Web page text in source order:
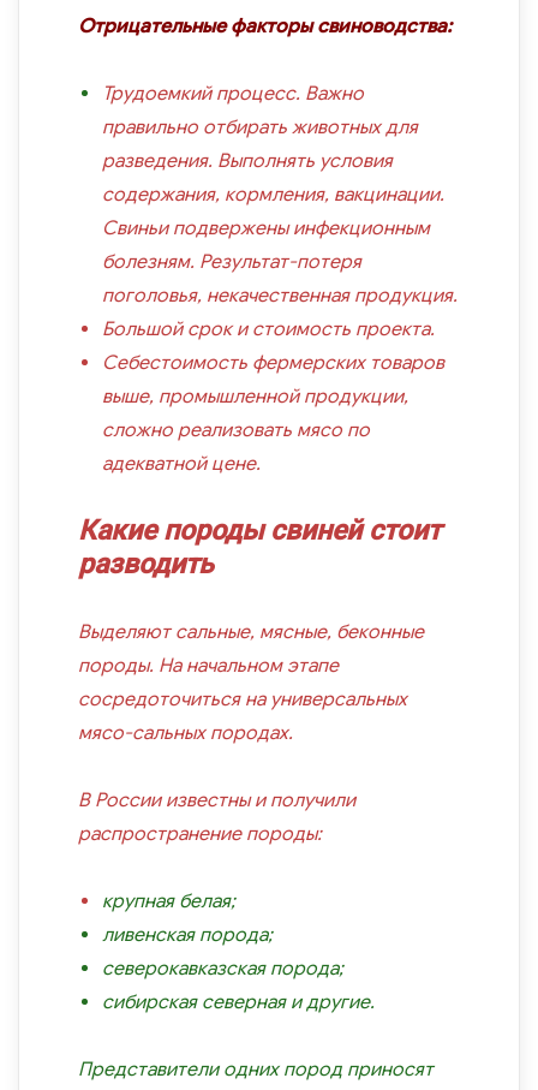
Отрицательные факторы свиноводства:
Трудоемкий процесс. Важно
правильно отбирать животных для
разведения. Выполнять условия
содержания, кормления, вакцинации.
Свиньи подвержены инфекционным
болезням. Результат-потеря
поголовья, некачественная продукция.
Большой срок и стоимость проекта.
Себестоимость фермерских товаров
выше, промышленной продукции,
сложно реализовать мясо по
адекватной цене.
Какие породы свиней стоит
разводить
Выделяют сальные, мясные, беконные
породы. На начальном этапе
сосредоточиться на универсальных
мясо-сальных породах.
В России известны и получили
распространение породы:
крупная белая;
ливенская порода;
северокавказская порода;
сибирская северная и другие.
Представители одних пород приносят